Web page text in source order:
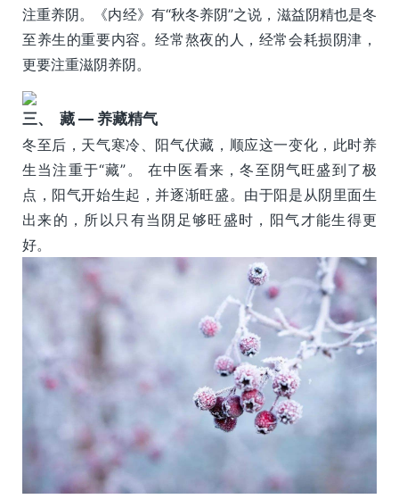
注重养阴。《内经》有“秋冬养阴”之说，滋益阴精也是冬
至养生的重要内容。经常熬夜的人，经常会耗损阴津，
更要注重滋阴养阴。
三、 藏 — 养藏精气
冬至后，天气寒冷、阳气伏藏，顺应这一变化，此时养
生当注重于“藏”。 在中医看来，冬至阴气旺盛到了极
点，阳气开始生起，并逐渐旺盛。由于阳是从阴里面生
出来的，所以只有当阴足够旺盛时，阳气才能生得更
好。